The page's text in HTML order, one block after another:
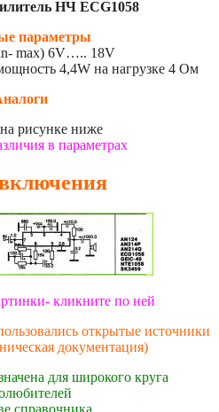
НЧ ECG1058
параметры
max) 6V….. 18V
4,4W на нагрузке 4 Ом
рисунке ниже
в параметрах
кликните по ней
открытые источники
документация)
для широкого круга
справочника